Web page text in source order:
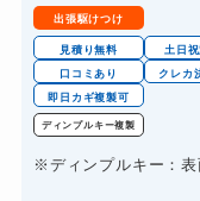
出張駆けつけ
見積り無料 土日
口コミあり
クレカ
即日カギ複製可
ディンプルキー複製
※ディンプルキー：